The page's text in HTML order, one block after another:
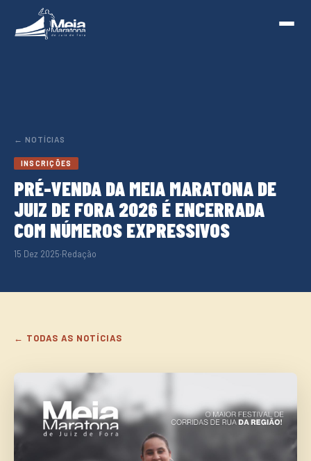
← NOTÍCIAS
INSCRIÇÕES
PRÉ-VENDA DA MEIA MARATONA DE
JUIZ DE FORA 2026 É ENCERRADA
COM NÚMEROS EXPRESSIVOS
15 Dez 2025· Redação
← TODAS AS NOTÍCIAS